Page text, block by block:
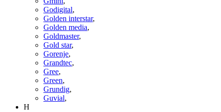
Godigital,
Golden interstar,
Golden media,
Goldmaster,
Gold star,
Gorenje,
Grandtec,
Gree,
Green,
Grundig,
Guvial,
H